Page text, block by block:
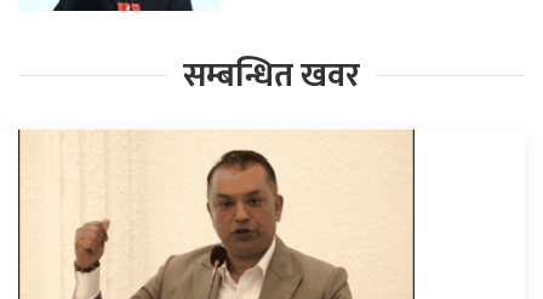
सम्बन्धित खवर